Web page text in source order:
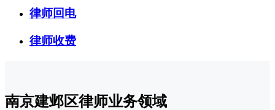
律师回电
律师收费
南京建邺区律师业务领域